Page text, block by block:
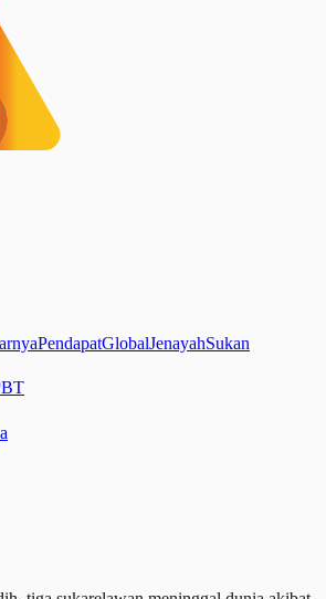
PendapatGlobalJenayahSukan